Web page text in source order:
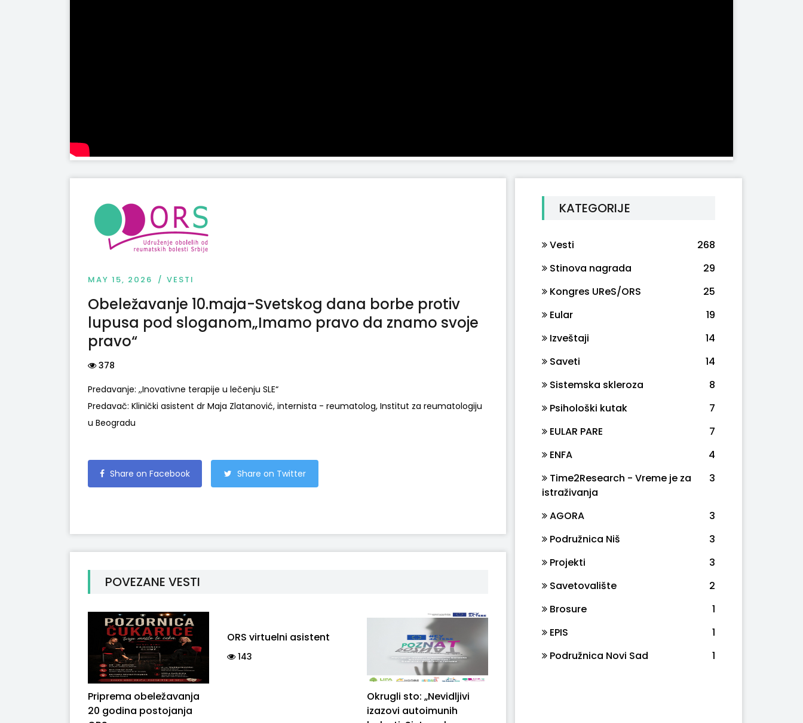
MAY 15, 2026 VESTI
Obeležavanje 10.maja-Svetskog dana borbe protiv
lupusa pod sloganom„Imamo pravo da znamo svoje
pravo“
378
Predavanje: ,,Inovativne terapije u lečenju SLE“
Predavač: Klinički asistent dr Maja Zlatanović, internista - reumatolog, Institut za reumatologiju
u Beogradu
Share on Facebook Share on Twitter
POVEZANE VESTI
Priprema obeležavanja
20 godina postojanja
ORS virtuelni asistent
143
Okrugli sto: „Nevidljivi
izazovi autoimunih
KATEGORIJE
Vesti
268
Stinova nagrada
29
Kongres UReS/ORS
25
Eular
19
Izveštaji
14
Saveti
14
Sistemska skleroza
8
Psihološki kutak
7
EULAR PARE
7
ENFA
4
Time2Research - Vreme je za
istraživanja
3
AGORA
3
Podružnica Niš
3
Projekti
3
Savetovalište
2
Brosure
1
EPIS
1
Podružnica Novi Sad
1